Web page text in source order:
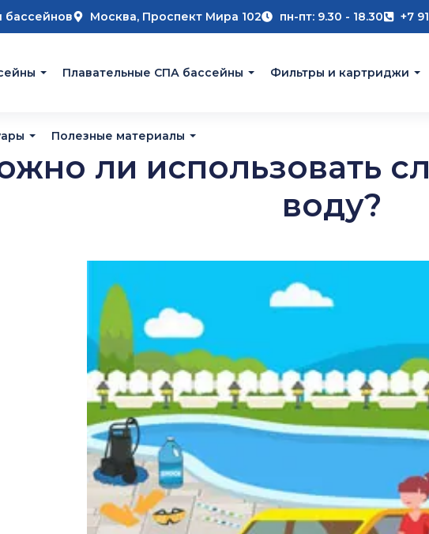
бассейнов Москва, Проспект Мира 102 пн-пт: 9.30 - 18.30 +7
Плавательные СПА бассейны Фильтры и картриджи
Полезные материалы
ли использовать
воду?